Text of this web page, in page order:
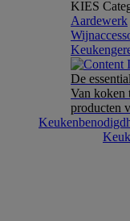
KIES
Aardewerk
De
Van koken
producten